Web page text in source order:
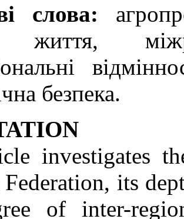
слова:
життя,
безпека.
investigates
Federation, its
of inter-